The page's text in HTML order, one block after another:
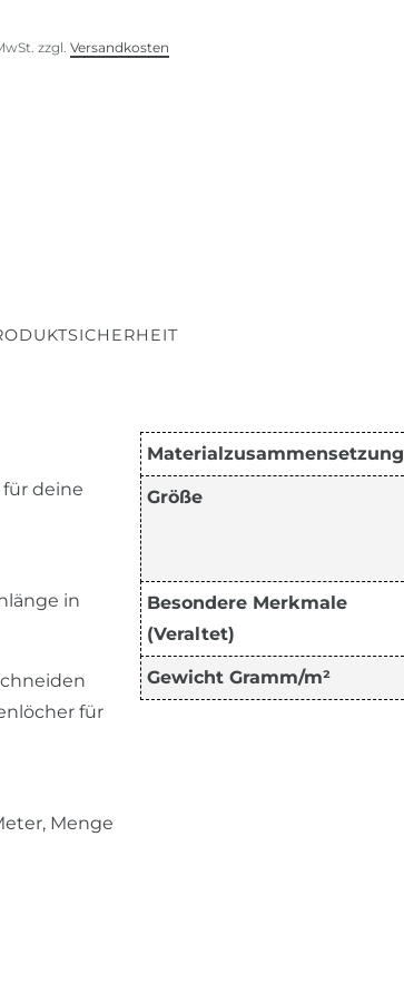
zzgl. Versandkosten
deine
in
für
Menge
Materialzusammensetzung
Größe
Besondere Merkmale
(Veraltet)
Gewicht Gramm/m²